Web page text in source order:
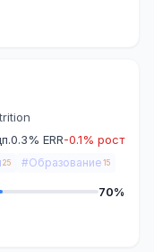
0.3% ERR-0.1% рост
25 #Образование 15
70%